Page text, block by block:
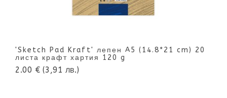
'Sketch Pad Kraft' лепен A5 (14.8*21 cm) 20
листа крафт хартия 120 g
2.00 € (3,91 лв.)